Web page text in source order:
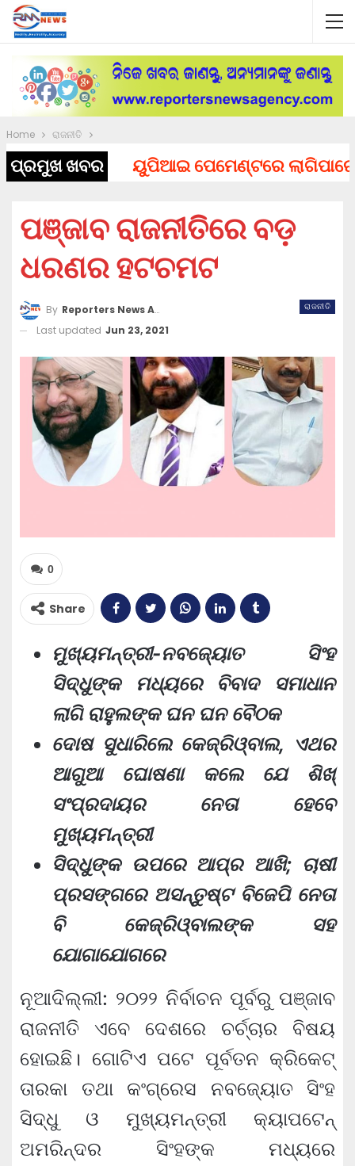
Home ରାଜନୀତି
ପ୍ରମୁଖ ଖବରୟୁପିଆଇ ପେମେଣ୍ଟରେ ଲାଗିପାରେ
ପଞ୍ଜାବ ରାଜନୀତିରେ ବଡ଼
ଧରଣର ହଟଚମଟ
ରାଜନୀତି
By Reporters News Agency
Last updated Jun 23, 2021
0
Share
ମୁଖ୍ୟମନ୍ତ୍ରୀ-ନବଜ୍ୟୋତ ସିଂହ
ସିଦ୍ଧୁଙ୍କ ମଧ୍ୟରେ ବିବାଦ ସମାଧାନ
ଲାଗି ରାହୁଲଙ୍କ ଘନ ଘନ ବୈଠକ
ଦୋଷ ସୁଧାରିଲେ କେଜ୍ରିଓ୍ବାଲ, ଏଥର
ଆଗୁଆ ଘୋଷଣା କଲେ ଯେ ଶିଖ୍
ସଂପ୍ରଦାୟର ନେତା ହେବେ
ମୁଖ୍ୟମନ୍ତ୍ରୀ
ସିଦ୍ଧୁଙ୍କ ଉପରେ ଆପ୍‌ର ଆଖି; ଚାଷୀ
ପ୍ରସଙ୍ଗରେ ଅସନ୍ତୁଷ୍ଟ ବିଜେପି ନେତା
ବି କେଜ୍ରିଓ୍ବାଲଙ୍କ ସହ
ଯୋଗାଯୋଗରେ
ନୂଆଦିଲ୍ଲୀ: ୨୦୨୨ ନିର୍ବାଚନ ପୂର୍ବରୁ ପଞ୍ଜାବ
ରାଜନୀତି ଏବେ ଦେଶରେ ଚର୍ଚ୍ଚାର ବିଷୟ
ହୋଇଛି। ଗୋଟିଏ ପଟେ ପୂର୍ବତନ କ୍ରିକେଟ୍
ତାରକା ତଥା କଂଗ୍ରେସ ନବଜ୍ୟୋତ ସିଂହ
ସିଦ୍ଧୁ ଓ ମୁଖ୍ୟମନ୍ତ୍ରୀ କ୍ୟାପଟେନ୍
ଅମରିନ୍ଦର ସିଂହଙ୍କ ମଧ୍ୟରେ